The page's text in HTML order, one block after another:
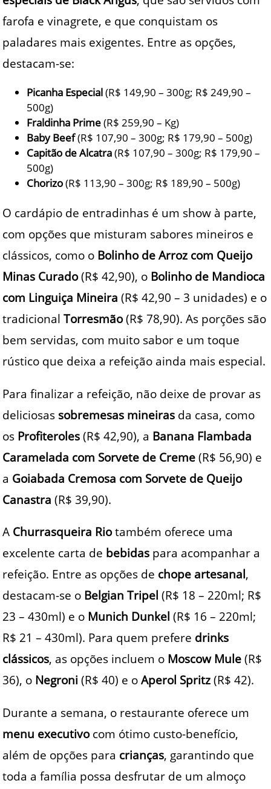
farofa e vinagrete, e que conquistam os
paladares mais exigentes. Entre as opções,
destacam-se:
Picanha Especial(R$ 149,90 – 300g; R$ 249,90 –
500g)
Fraldinha Prime(R$ 259,90 – Kg)
Baby Beef(R$ 107,90 – 300g; R$ 179,90 – 500g)
Capitão de Alcatra(R$ 107,90 – 300g; R$ 179,90 –
500g)
Chorizo(R$ 113,90 – 300g; R$ 189,90 – 500g)
O cardápio de entradinhas é um show à parte,
com opções que misturam sabores mineiros e
clássicos, como o Bolinho de Arroz com Queijo
Minas Curado(R$ 42,90), o Bolinho de Mandioca
com Linguiça Mineira (R$ 42,90 – 3 unidades) e o
tradicionalTorresmão(R$ 78,90). As porções são
bem servidas, com muito sabor e um toque
rústico que deixa a refeição ainda mais especial.
Para finalizar a refeição, não deixe de provar as
deliciosas sobremesas mineiras da casa, como
os Profiteroles (R$ 42,90), a Banana Flambada
Caramelada com Sorvete de Creme (R$ 56,90) e
a Goiabada Cremosa com Sorvete de Queijo
Canastra (R$ 39,90).
A Churrasqueira Riotambém oferece uma
excelente carta de bebidas para acompanhar a
refeição. Entre as opções de chope artesanal,
destacam-se o Belgian Tripel (R$ 18 – 220ml; R$
23 – 430ml) e o Munich Dunkel (R$ 16 – 220ml;
R$ 21 – 430ml). Para quem prefere drinks
clássicos, as opções incluem o Moscow Mule (R$
36), o Negroni (R$ 40) e oAperol Spritz (R$ 42).
Durante a semana, o restaurante oferece um
menu executivocom ótimo custo-benefício,
além de opções para crianças, garantindo que
toda a família possa desfrutar de um almoço